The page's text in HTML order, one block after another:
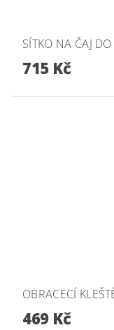
SÍTKO NA ČAJ
715 Kč
OBRACECÍ
469 Kč